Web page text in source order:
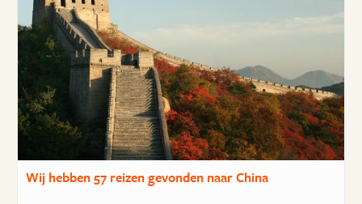
Wij hebben57 reizengevonden naar China